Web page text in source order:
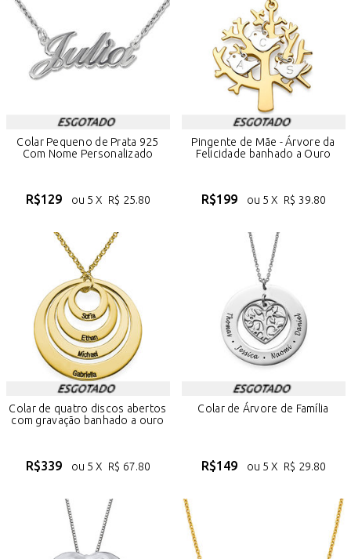
Colar Pequeno de Prata 925
Com Nome Personalizado
R$129 ou 5 X R$ 25.80
Pingente de Mãe - Árvore da
Felicidade banhado a Ouro
R$199 ou 5 X R$ 39.80
Colar de quatro discos abertos
com gravação banhado a ouro
R$339 ou 5 X R$ 67.80
Colar de Árvore de Família
R$149 ou 5 X R$ 29.80